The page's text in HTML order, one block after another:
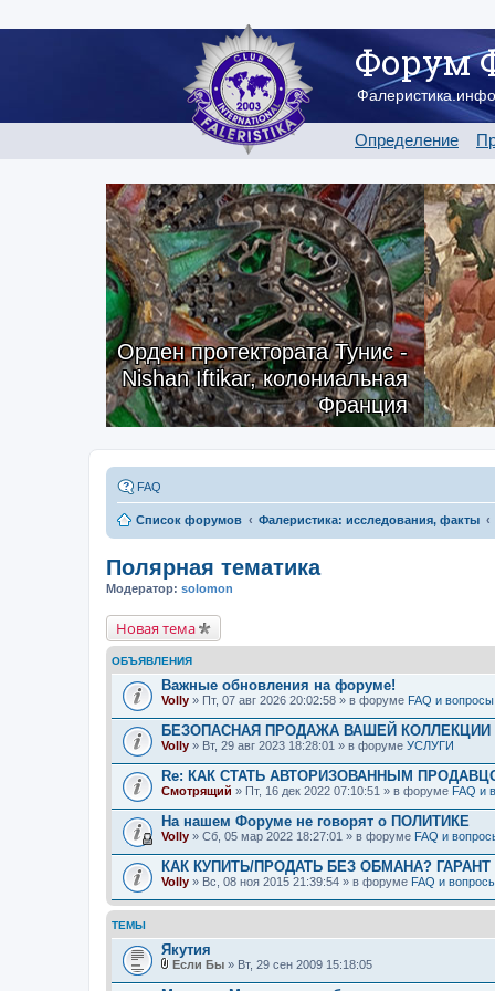
Форум
Определение
Орден протектората Тунис -
Nishan Iftikar, колониальная
Франция
FAQ
Список форумов Фалеристика: исследования, факты
Полярная тематика
Модератор: solomon
Новая тема
ОБЪЯВЛЕНИЯ
Важные обновления на форуме!
Volly » Пт, 07 авг 2026 20:02:58 » в форуме FAQ и
БЕЗОПАСНАЯ ПРОДАЖА ВАШЕЙ КОЛЛЕКЦИИ
Volly » Вт, 29 авг 2023 18:28:01 » в форуме УСЛУГИ
Re: КАК СТАТЬ АВТОРИЗОВАННЫМ
Смотрящий » Пт, 16 дек 2022 07:10:51 » в форуме FAQ и
На нашем Форуме не говорят о ПОЛИТИКЕ
Volly » Сб, 05 мар 2022 18:27:01 » в форуме FAQ и
КАК КУПИТЬ/ПРОДАТЬ БЕЗ ОБМАНА?
Volly » Вс, 08 ноя 2015 21:39:54 » в форуме FAQ и
ТЕМЫ
Якутия
л
Если Бы » Вт, 29 сен 2009 15:18:05